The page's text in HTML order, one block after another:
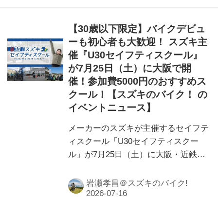
【30歳以下限定】バイクデビュ
ーも初心者も大歓迎！ スズキ主
催『U30セイフティスクール』
が7月25日（土）に大阪で開
催！参加費5000円のおすすめス
クール！【スズキのバイク！ の
イベントニュース】
メーカーのスズキが主催するセイフテ
ィスクール「U30セイフティスクー
ル」が7月25日（土）に大阪・近鉄自
に超おすすめの安全運転スクールで
す！
岩瀬孝昌＠スズキのバイク!